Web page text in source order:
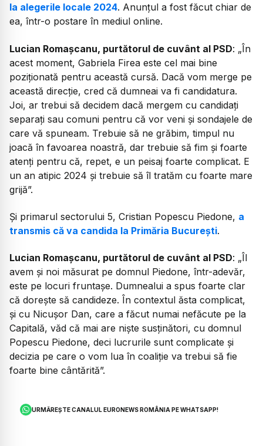
la alegerile locale 2024. Anunțul a fost făcut chiar de
ea, într-o postare în mediul online.
Lucian Romașcanu, purtătorul de cuvânt al PSD: „În
acest moment, Gabriela Firea este cel mai bine
poziționată pentru această cursă. Dacă vom merge pe
această direcție, cred că dumneai va fi candidatura.
Joi, ar trebui să decidem dacă mergem cu candidați
separați sau comuni pentru că vor veni și sondajele de
care vă spuneam. Trebuie să ne grăbim, timpul nu
joacă în favoarea noastră, dar trebuie să fim și foarte
atenți pentru că, repet, e un peisaj foarte complicat. E
un an atipic 2024 și trebuie să îl tratăm cu foarte mare
grijă”.
Și primarul sectorului 5, Cristian Popescu Piedone, a
transmis că va candida la Primăria București.
Lucian Romașcanu, purtătorul de cuvânt al PSD: „Îl
avem și noi măsurat pe domnul Piedone, într-adevăr,
este pe locuri fruntașe. Dumnealui a spus foarte clar
că dorește să candideze. În contextul ăsta complicat,
și cu Nicușor Dan, care a făcut numai nefăcute pe la
Capitală, văd că mai are niște susținători, cu domnul
Popescu Piedone, deci lucrurile sunt complicate și
decizia pe care o vom lua în coaliție va trebui să fie
foarte bine cântărită”.
URMĂREȘTE CANALUL EURONEWS ROMÂNIA PE WHATSAPP!